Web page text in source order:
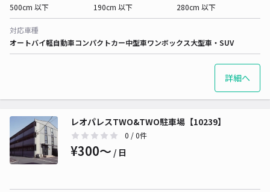
500cm 以下
190cm 以下
280cm 以下
対応車種
オートバイ軽自動車コンパクトカー中型車ワンボックス大型車・SUV
詳細へ
レオパレスTWO&TWO駐車場【10239】
0 / 0件
¥300〜 / 日